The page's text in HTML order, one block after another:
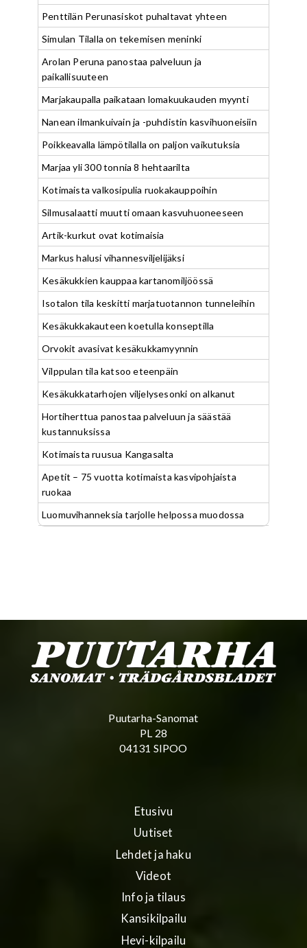
Penttilän Perunasiskot puhaltavat yhteen
Simulan Tilalla on tekemisen meninki
Arolan Peruna panostaa palveluun ja
paikallisuuteen
Marjakaupalla paikataan lomakuukauden myynti
Nanean ilmankuivain ja -puhdistin kasvihuoneisiin
Poikkeavalla lämpötilalla on paljon vaikutuksia
Marjaa yli 300 tonnia 8 hehtaarilta
Kotimaista valkosipulia ruokakauppoihin
Silmusalaatti muutti omaan kasvuhuoneeseen
Artik-kurkut ovat kotimaisia
Markus halusi vihannesviljelijäksi
Kesäkukkien kauppaa kartanomiljöössä
Isotalon tila keskitti marjatuotannon tunneleihin
Kesäkukkakauteen koetulla konseptilla
Orvokit avasivat kesäkukkamyynnin
Vilppulan tila katsoo eteenpäin
Kesäkukkatarhojen viljelysesonki on alkanut
Hortiherttua panostaa palveluun ja säästää
kustannuksissa
Kotimaista ruusua Kangasalta
Apetit – 75 vuotta kotimaista kasvipohjaista
ruokaa
Luomuvihanneksia tarjolle helpossa muodossa
Puutarha-Sanomat
PL 28
04131 SIPOO
Etusivu
Uutiset
Lehdet ja haku
Videot
Info ja tilaus
Kansikilpailu
Hevi-kilpailu